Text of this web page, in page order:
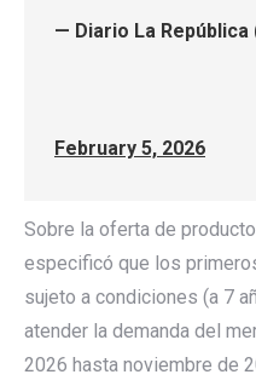
— Diario La
February 5, 2026
Sobre la oferta de
especificó que los
sujeto a condiciones (a 7
atender la demanda del
2026 hasta noviembre de